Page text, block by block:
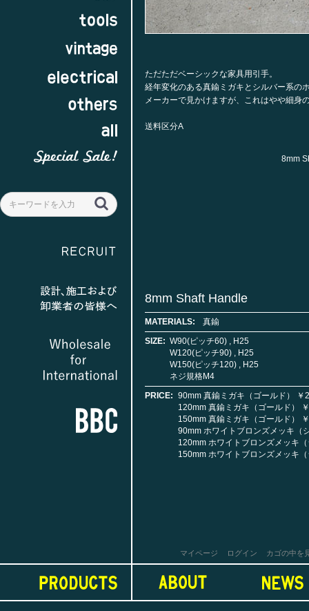
ただただベーシックな家具用引手。
経年変化のある真鍮ミガキとシルバー系の
メーカーで見かけますが、これはやや細身
送料区分A
8mm
8mm Shaft Handle
MATERIALS:
真鍮
SIZE: W90(ピッチ60) , H25
W120(ピッチ90) , H25
W150(ピッチ120) , H25
ネジ規格M4
PRICE: 90mm 真鍮ミガキ（ゴールド） ￥
120mm 真鍮ミガキ（ゴールド）
150mm 真鍮ミガキ（ゴールド）
90mm ホワイトブロンズメッキ（
120mm ホワイトブロンズメッキ
150mm ホワイトブロンズメッキ
マイページ ログイン カゴの中を